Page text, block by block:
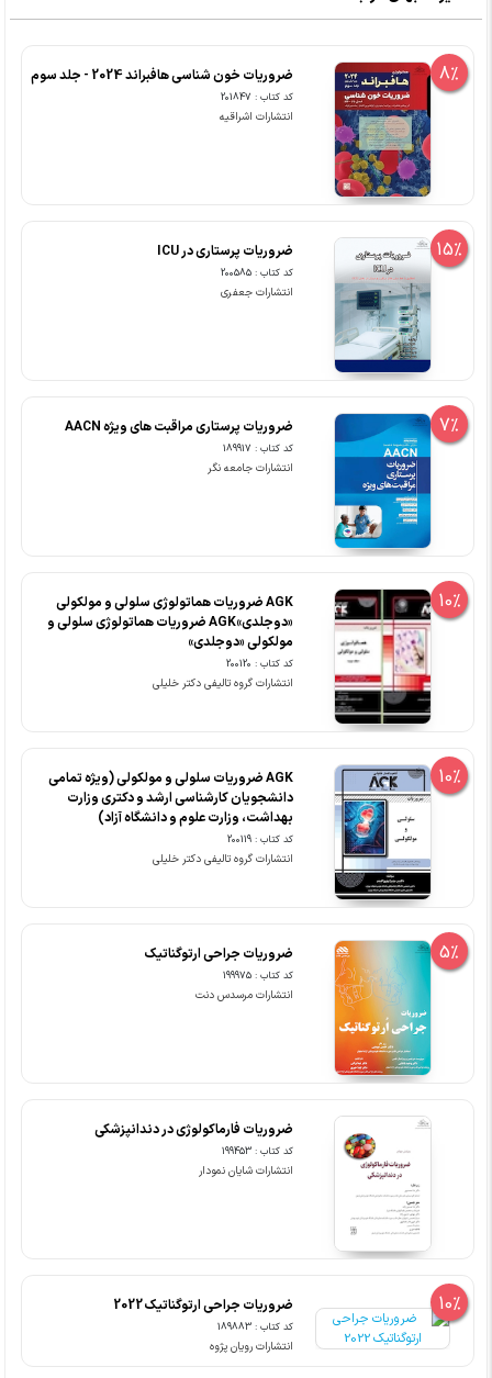
8% ضروریات خون شناسی هافبراند 2024 - جلد سوم
کد کتاب : 201847
انتشارات اشراقیه
15% ضروریات پرستاری در ICU
کد کتاب : 200585
انتشارات جعفری
7% ضروریات پرستاری مراقبت های ویژه AACN
کد کتاب : 189917
انتشارات جامعه نگر
10%
AGK ضروریات هماتولوژی سلولی و مولکولی
«دوجلدی»AGK ضروریات هماتولوژی سلولی و
مولکولی «دوجلدی»
کد کتاب : 200120
انتشارات گروه تالیفی دکتر خلیلی
10%
‏AGK ضروریات سلولی و مولکولی (ویژه تمامی
دانشجویان کارشناسی ارشد و دکتری وزارت
بهداشت، وزارت علوم و دانشگاه آزاد)
کد کتاب : 200119
انتشارات گروه تالیفی دکتر خلیلی
5% ضروریات جراحی ارتوگناتیک
کد کتاب : 199975
انتشارات مرسدس دنت
ضروریات فارماکولوژی در دندانپزشکی
کد کتاب : 199453
انتشارات شایان نمودار
10% ضروریات جراحی ارتوگناتیک 2022
کد کتاب : 189883
انتشارات رویان پژوه